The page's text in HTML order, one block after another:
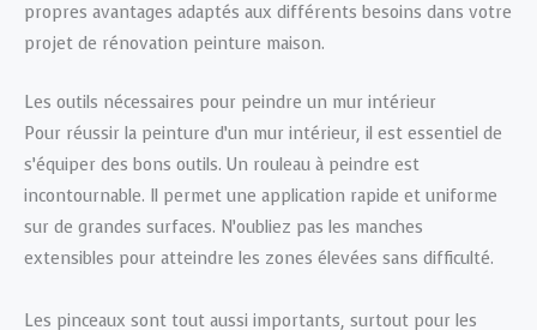
propres avantages adaptés aux différents besoins dans votre
projet de rénovation peinture maison.
Les outils nécessaires pour peindre un mur intérieur
Pour réussir la peinture d’un mur intérieur, il est essentiel de
s’équiper des bons outils. Un rouleau à peindre est
incontournable. Il permet une application rapide et uniforme
sur de grandes surfaces. N’oubliez pas les manches
extensibles pour atteindre les zones élevées sans difficulté.
Les pinceaux sont tout aussi importants, surtout pour les